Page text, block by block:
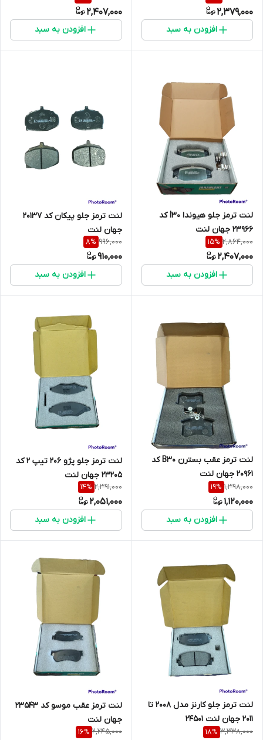
2,379,000
افزودن به سبد
2,407,000
افزودن به سبد
لنت ترمز جلو هیوندا I30 کد
23966 جهان لنت
2,864,000
15%
2,407,000
افزودن به سبد
لنت ترمز جلو پیکان کد 20137
جهان لنت
996,000
8%
910,000
افزودن به سبد
لنت ترمز عقب بسترن B30 کد
20961 جهان لنت
1,398,000
19%
1,120,000
افزودن به سبد
لنت ترمز جلو پژو 206 تیپ 2 کد
23205 جهان لنت
2,391,000
14%
2,051,000
افزودن به سبد
لنت ترمز جلو کارنز مدل 2008 تا
2011 جهان لنت 24501
3,338,000
18%
لنت ترمز عقب موسو کد 23543
جهان لنت
2,245,000
16%